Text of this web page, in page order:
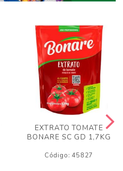
EXTRATO TOMATE
BONARE SC GD 1,7KG
Código: 45827